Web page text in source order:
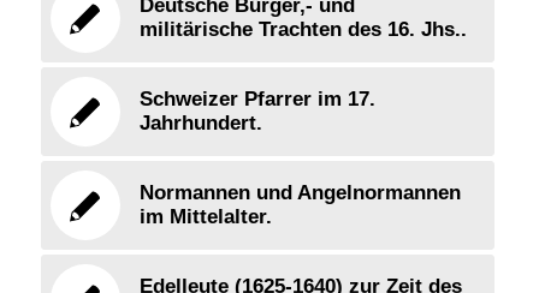
Deutsche Bürger,- und
militärische Trachten des 16. Jhs..
Schweizer Pfarrer im 17.
Jahrhundert.
Normannen und Angelnormannen
im Mittelalter.
Edelleute (1625-1640) zur Zeit des